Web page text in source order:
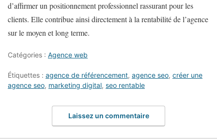
d’affirmer un positionnement professionnel rassurant pour les
clients. Elle contribue ainsi directement à la rentabilité de l’agence
sur le moyen et long terme.
Catégories : Agence web
Étiquettes : agence de référencement, agence seo, créer une
agence seo, marketing digital, seo rentable
Laissez un commentaire